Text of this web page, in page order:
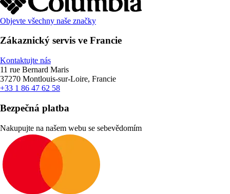
Objevte všechny naše značky
Zákaznický servis ve Francie
Kontaktujte nás
11 rue Bernard Maris
37270 Montlouis-sur-Loire, Francie
+33 1 86 47 62 58
Bezpečná platba
Nakupujte na našem webu se sebevědomím